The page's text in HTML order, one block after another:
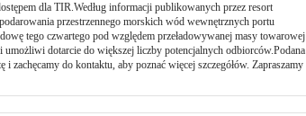
dla TIR.Według informacji publikowanych przez resort
przestrzennego morskich wód wewnętrznych portu
tego czwartego pod względem przeładowywanej masy towarowej
dotarcie do większej liczby potencjalnych odbiorców.Podana
zachęcamy do kontaktu, aby poznać więcej szczegółów. Zapraszamy